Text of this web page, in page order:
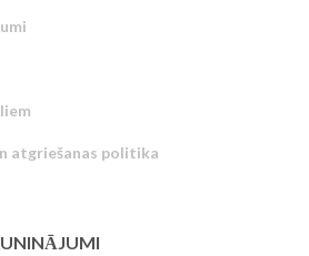
atgriešanas politika
Estonian